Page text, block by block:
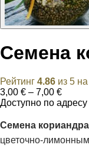
Семена
Рейтинг 4.86 из 5
3,00 € – 7,00 €
цен:
–
Доступно по адресу
Семена кориандра
цветочно-